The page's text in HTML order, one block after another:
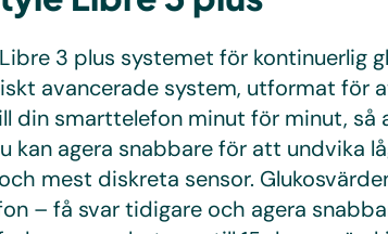
3 plus systemet för kontinuerlig
avancerade system, utformat för
din smarttelefon minut för minut,
kan agera snabbare för att undvika
mest diskreta sensor.
– få svar tidigare och agera